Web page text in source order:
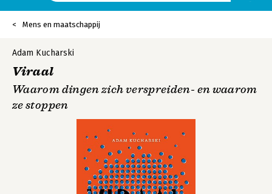
Mens en maatschappij
Adam Kucharski
Viraal
Waarom dingen zich verspreiden- en waarom
ze stoppen